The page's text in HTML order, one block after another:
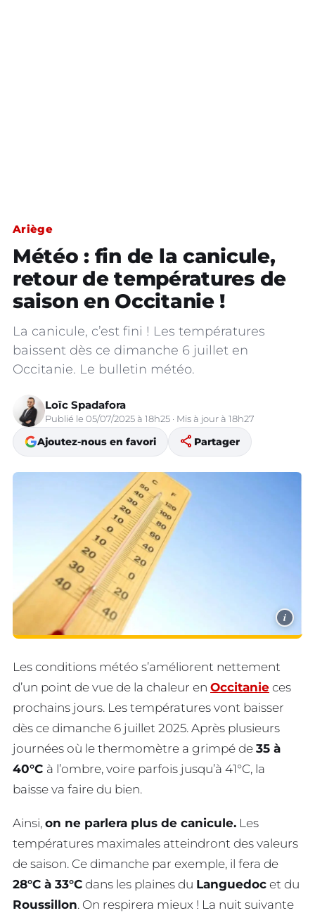
Ariège
Météo : fin de la canicule,
retour de températures de
saison en Occitanie !
La canicule, c’est fini ! Les températures
baissent dès ce dimanche 6 juillet en
Occitanie. Le bulletin météo.
Loïc Spadafora
Publié le 05/07/2025 à 18h25 · Mis à jour à 18h27
Ajoutez-nous en favori share Partager
i
Les conditions météo s’améliorent nettement
d’un point de vue de la chaleur en Occitanie ces
prochains jours. Les températures vont baisser
dès ce dimanche 6 juillet 2025. Après plusieurs
journées où le thermomètre a grimpé de 35 à
40°C à l’ombre, voire parfois jusqu’à 41°C, la
baisse va faire du bien.
Ainsi, on ne parlera plus de canicule. Les
températures maximales atteindront des valeurs
de saison. Ce dimanche par exemple, il fera de
28°C à 33°C dans les plaines du Languedoc et du
Roussillon. On respirera mieux ! La nuit suivante